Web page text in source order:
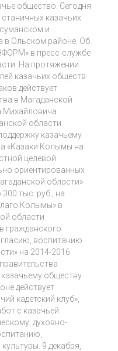
общество. Сегодня
станичных казачьих
и
в Ольском районе. Об
в пресс-службе
На протяжении
казачьих обществ
действует
в Магаданской
Михайловича
области
казачьему
«Казаки Колымы на
целевой
ориентированных
области»
тыс. руб., на
Колымы» в
области
гражданского
воспитанию
на 2014-2016
обществу
действует
кадетский клуб»,
с казачьей
духовно-
9 декабря,